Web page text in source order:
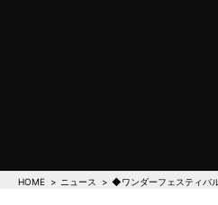
HOME ニュース ◆ワンダーフェスティバ